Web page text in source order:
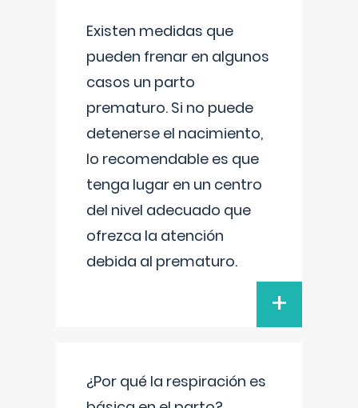
Existen medidas que
pueden frenar en algunos
casos un parto
prematuro. Si no puede
detenerse el nacimiento,
lo recomendable es que
tenga lugar en un centro
del nivel adecuado que
ofrezca la atención
debida al prematuro.
+
¿Por qué la respiración es